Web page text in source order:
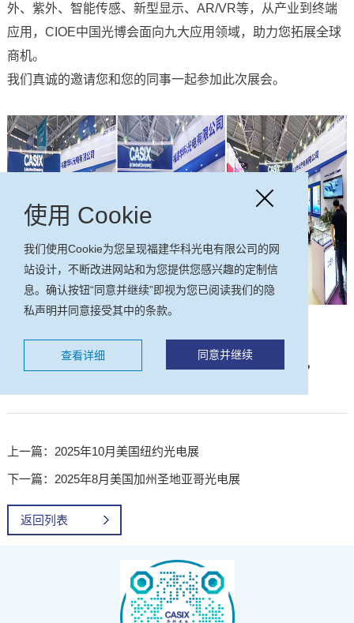
外、紫外、智能传感、新型显示、AR/VR等，从产业到终端
应用，CIOE中国光博会面向九大应用领域，助力您拓展全球
商机。
我们真诚的邀请您和您的同事一起参加此次展会。
展会时间：2025年9月10-12日（星期三到星期五）
展会地址：中国深圳国际会展中心（宝安新馆）5号馆，
上一篇：2025年10月美国纽约光电展
下一篇：2025年8月美国加州圣地亚哥光电展
返回列表
使用 Cookie
我们使用Cookie为您呈现福建华科光电有限公司的网
站设计，不断改进网站和为您提供您感兴趣的定制信
息。确认按钮“同意并继续”即视为您已阅读我们的隐
私声明并同意接受其中的条款。
查看详细 同意并继续